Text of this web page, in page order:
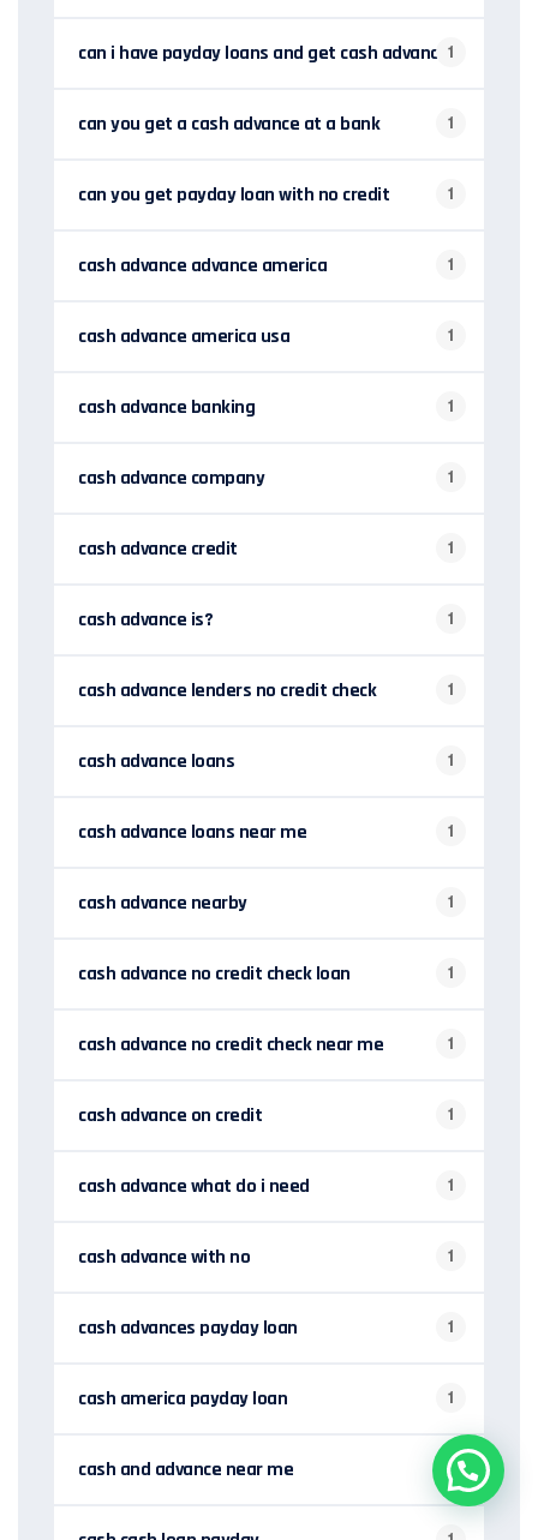
can i have payday loans and get cash advance 1
can you get a cash advance at a bank 1
can you get payday loan with no credit 1
cash advance advance america 1
cash advance america usa 1
cash advance banking 1
cash advance company 1
cash advance credit 1
cash advance is? 1
cash advance lenders no credit check 1
cash advance loans 1
cash advance loans near me 1
cash advance nearby 1
cash advance no credit check loan 1
cash advance no credit check near me 1
cash advance on credit 1
cash advance what do i need 1
cash advance with no 1
cash advances payday loan 1
cash america payday loan 1
cash and advance near me 1